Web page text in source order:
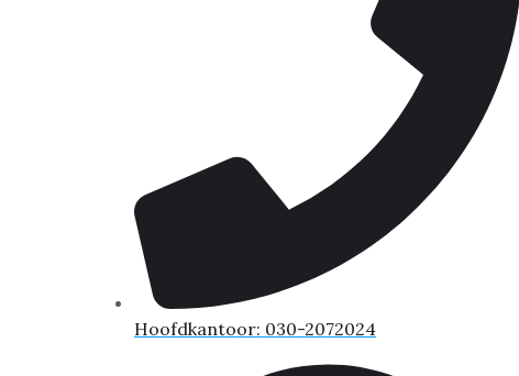
Hoofdkantoor: 030-2072024